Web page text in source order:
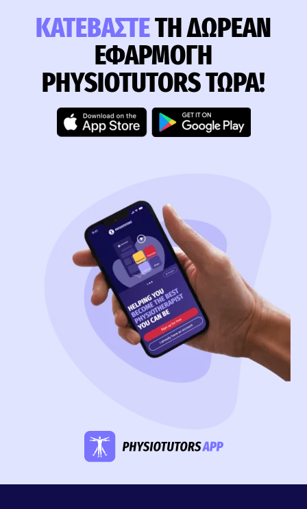
ΚΑΤΕΒΆΣΤΕΤΗ ΔΩΡΕΆΝ
ΕΦΑΡΜΟΓΉ
PHYSIOTUTORS ΤΏΡΑ!